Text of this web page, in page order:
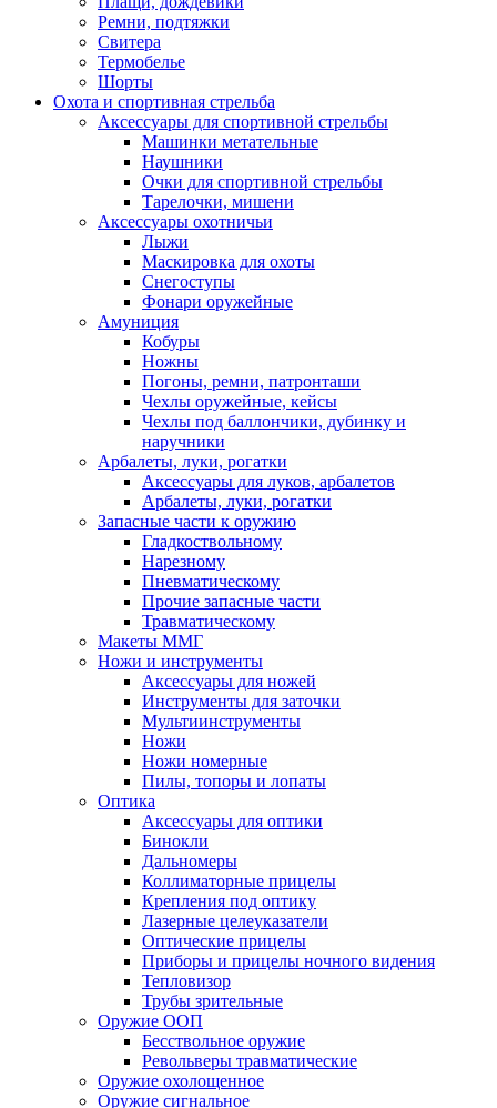
Ремни, подтяжки
Свитера
Термобелье
Шорты
Охота и спортивная стрельба
Аксессуары для спортивной стрельбы
Машинки метательные
Наушники
Очки для спортивной стрельбы
Тарелочки, мишени
Аксессуары охотничьи
Лыжи
Маскировка для охоты
Снегоступы
Фонари оружейные
Амуниция
Кобуры
Ножны
Погоны, ремни, патронташи
Чехлы оружейные, кейсы
Чехлы под баллончики, дубинку и
наручники
Арбалеты, луки, рогатки
Аксессуары для луков, арбалетов
Арбалеты, луки, рогатки
Запасные части к оружию
Гладкоствольному
Нарезному
Пневматическому
Прочие запасные части
Травматическому
Макеты ММГ
Ножи и инструменты
Аксессуары для ножей
Инструменты для заточки
Мультиинструменты
Ножи
Ножи номерные
Пилы, топоры и лопаты
Оптика
Аксессуары для оптики
Бинокли
Дальномеры
Коллиматорные прицелы
Крепления под оптику
Лазерные целеуказатели
Оптические прицелы
Приборы и прицелы ночного видения
Тепловизор
Трубы зрительные
Оружие ООП
Бесствольное оружие
Револьверы травматические
Оружие охолощенное
Оружие сигнальное